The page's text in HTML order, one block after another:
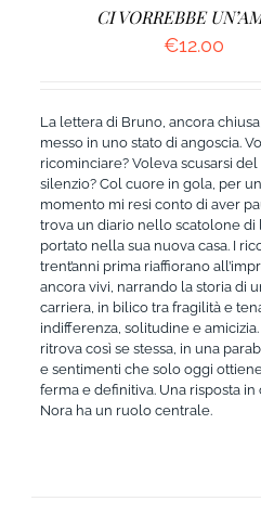
CI VORREBBE
€12.00
La lettera di Bruno, ancora
messo in uno stato di angoscia.
ricominciare? Voleva scusarsi
silenzio? Col cuore in gola, per
momento mi resi conto di aver
trova un diario nello scatolone di
portato nella sua nuova casa. I
trent’anni prima riaffiorano
ancora vivi, narrando la storia di
carriera, in bilico tra fragilità e
indifferenza, solitudine e amicizia.
ritrova così se stessa, in una
e sentimenti che solo oggi
ferma e definitiva. Una risposta in
Nora ha un ruolo centrale.